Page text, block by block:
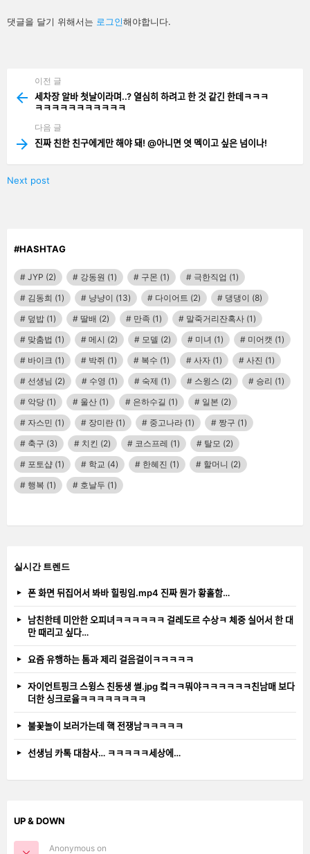
답
글
댓글을 달기 위해서는 로그인해야합니다.
more
이전 글
세차장 알바 첫날이라며..? 열심히 하려고 한 것 같긴 한데ㅋㅋㅋ
ㅋㅋㅋㅋㅋㅋㅋㅋㅋㅋㅋ
다음 글
진짜 친한 친구에게만 해야 돼! @아니면 엿 멕이고 싶은 넘이나!
Next post
#HASHTAG
JYP (2) 강동원 (1) 구몬 (1) 극한직업 (1)
김동희 (1) 냥냥이 (13) 다이어트 (2) 댕댕이 (8)
덮밥 (1) 딸배 (2) 만족 (1) 말죽거리잔혹사 (1)
맞춤법 (1) 메시 (2) 모델 (2) 미녀 (1) 미어캣 (1)
바이크 (1) 박쥐 (1) 복수 (1) 사자 (1) 사진 (1)
선생님 (2) 수영 (1) 숙제 (1) 스윙스 (2) 승리 (1)
악당 (1) 울산 (1) 은하수길 (1) 일본 (2)
자스민 (1) 장미란 (1) 중고나라 (1) 짱구 (1)
축구 (3) 치킨 (2) 코스프레 (1) 탈모 (2)
포토샵 (1) 학교 (4) 한혜진 (1) 할머니 (2)
행복 (1) 호날두 (1)
실시간 트렌드
폰 화면 뒤집어서 봐바 힐링임.mp4 진짜 뭔가 황홀함…
남친한테 미안한 오피녀ㅋㅋㅋㅋㅋㅋ 걸레도르 수상ㅋ 체중 실어서 한 대
만 때리고 싶다…
요즘 유행하는 톰과 제리 걸음걸이ㅋㅋㅋㅋㅋ
자이언트핑크 스윙스 친동생 썰.jpg 컼ㅋㅋ뭐야ㅋㅋㅋㅋㅋㅋ친남매 보다
더한 싱크로율ㅋㅋㅋㅋㅋㅋㅋㅋ
불꽃놀이 보러가는데 핵 전쟁남ㅋㅋㅋㅋㅋ
선생님 카톡 대참사… ㅋㅋㅋㅋㅋ세상에…
UP & DOWN
Anonymous on